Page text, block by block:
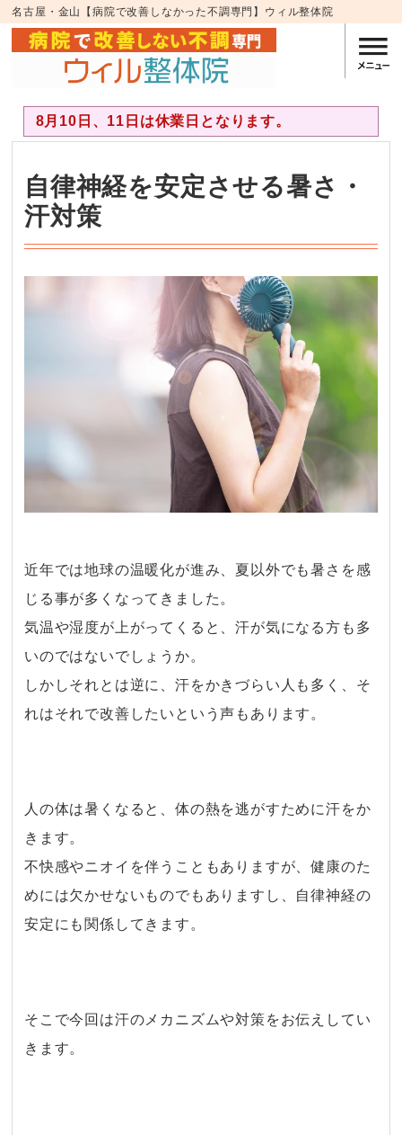
名古屋・金山【病院で改善しなかった不調専門】ウィル整体院
8月10日、11日は休業日となります。
自律神経を安定させる暑さ・
汗対策
近年では地球の温暖化が進み、夏以外でも暑さを感
じる事が多くなってきました。
気温や湿度が上がってくると、汗が気になる方も多
いのではないでしょうか。
しかしそれとは逆に、汗をかきづらい人も多く、そ
れはそれで改善したいという声もあります。
人の体は暑くなると、体の熱を逃がすために汗をか
きます。
不快感やニオイを伴うこともありますが、健康のた
めには欠かせないものでもありますし、自律神経の
安定にも関係してきます。
そこで今回は汗のメカニズムや対策をお伝えしてい
きます。